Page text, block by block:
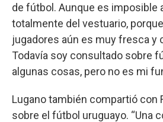
de fútbol. Aunque es imposible
totalmente del vestuario,
jugadores aún es muy fresca y
Todavía soy consultado sobre
algunas cosas, pero no es mi
Lugano también compartió con
sobre el fútbol uruguayo. “Una